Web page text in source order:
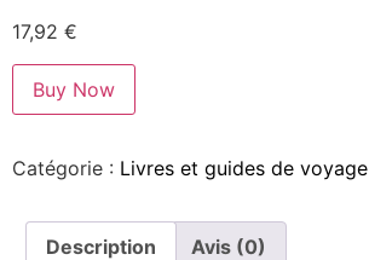
17,92 €
Buy Now
Catégorie : Livres et guides de voyage
Description Avis (0)